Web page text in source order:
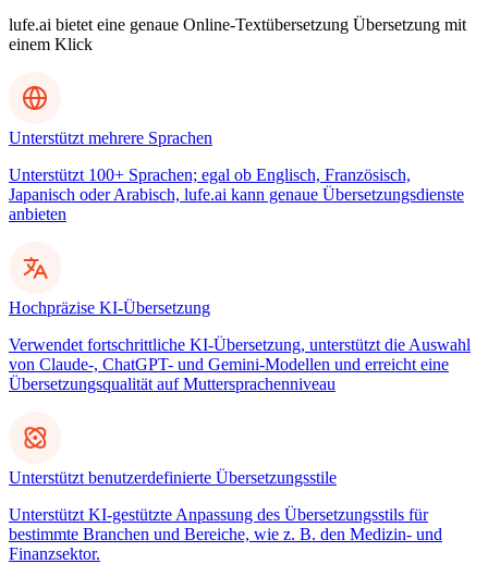
lufe.ai bietet eine genaue Online-Textübersetzung Übersetzung mit
einem Klick
Unterstützt mehrere Sprachen
Unterstützt 100+ Sprachen; egal ob Englisch, Französisch,
Japanisch oder Arabisch, lufe.ai kann genaue Übersetzungsdienste
anbieten
Hochpräzise KI-Übersetzung
Verwendet fortschrittliche KI-Übersetzung, unterstützt die Auswahl
von Claude-, ChatGPT- und Gemini-Modellen und erreicht eine
Übersetzungsqualität auf Muttersprachenniveau
Unterstützt benutzerdefinierte Übersetzungsstile
Unterstützt KI-gestützte Anpassung des Übersetzungsstils für
bestimmte Branchen und Bereiche, wie z. B. den Medizin- und
Finanzsektor.